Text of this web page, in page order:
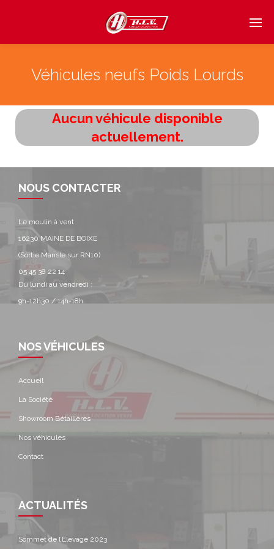
Véhicules neufs Poids Lourds
Aucun véhicule disponible
actuellement.
NOUS CONTACTER
Le moulin à vent
16230 MAINE DE BOIXE
(Sortie Mansle sur RN10)
05 45 38 22 14
Du lundi au vendredi :
9h-12h30 / 14h-18h
NOS VÉHICULES
Accueil
La Société
Showroom Bétaillères
Nos véhicules
Contact
ACTUALITÉS
Sommet de l’Elevage 2023